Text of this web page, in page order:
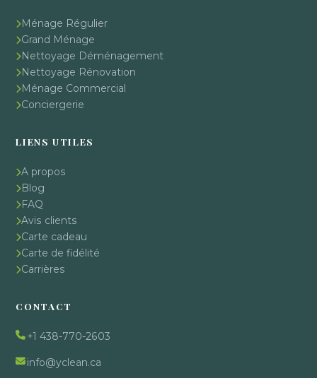
Ménage Régulier
Grand Ménage
Nettoyage Déménagement
Nettoyage Rénovation
Ménage Commercial
Conciergerie
LIENS UTILES
A propos
Blog
FAQ
Avis clients
Carte cadeau
Carte de fidélité
Carrières
CONTACT
+1 438-770-2603
info@yclean.ca